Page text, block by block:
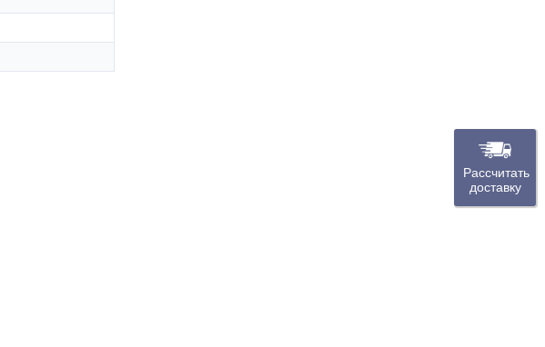
Рассчитать
доставку